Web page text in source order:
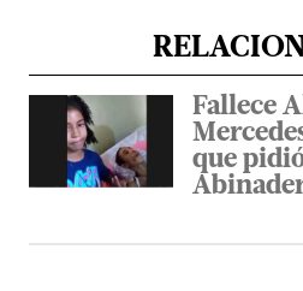
Fallece
que